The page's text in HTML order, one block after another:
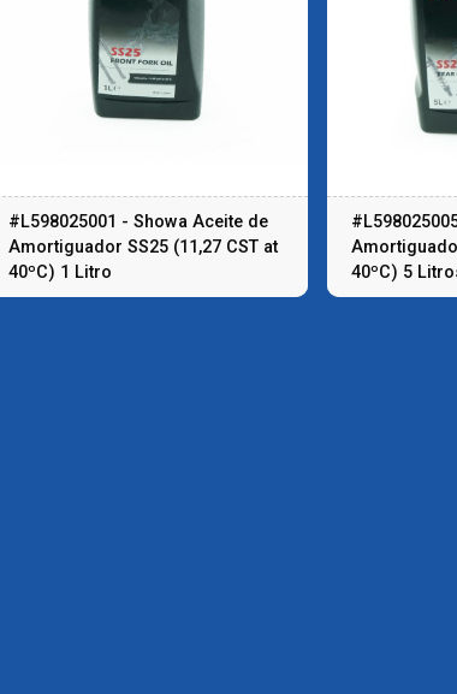
#L598025001 - Showa Aceite de
Amortiguador SS25 (11,27 CST at
40ºC) 1 Litro
40ºC) 5